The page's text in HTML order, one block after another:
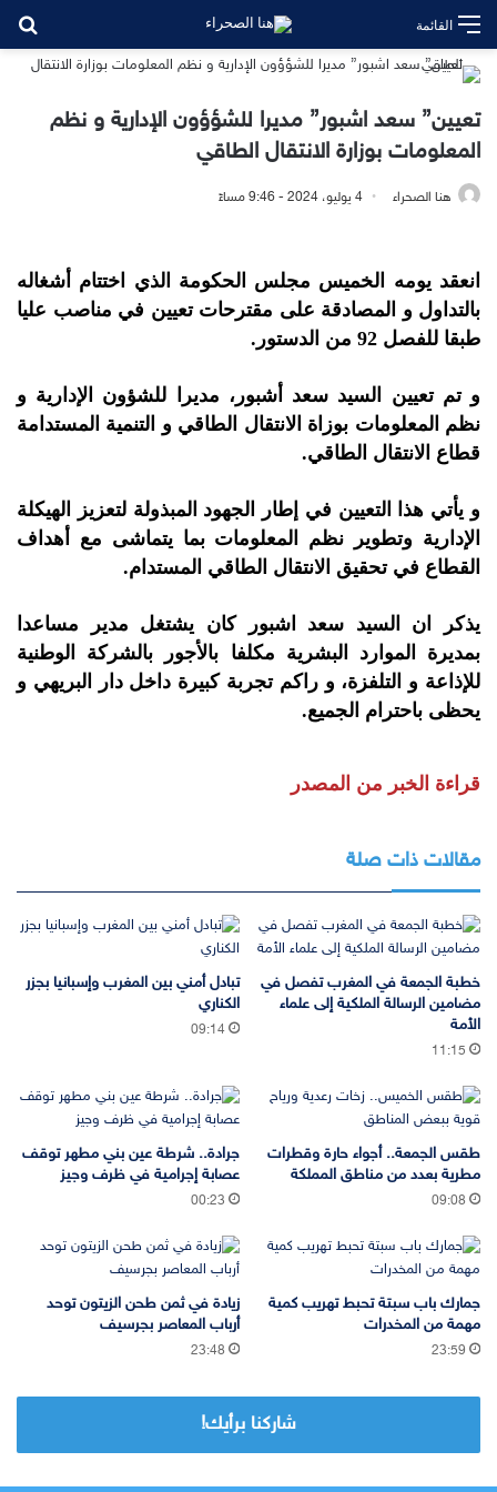
القائمة
تعيين” سعد اشبور” مديرا للشؤؤون الإدارية و نظم
المعلومات بوزارة الانتقال الطاقي
هنا الصحراء 4 يوليو، 2024 - 9:46 مساءً
انعقد يومه الخميس مجلس الحكومة الذي اختتام أشغاله
بالتداول و المصادقة على مقترحات تعيين في مناصب عليا
طبقا للفصل 92 من الدستور.
و تم تعيين السيد سعد أشبور، مديرا للشؤون الإدارية و
نظم المعلومات بوزاة الانتقال الطاقي و التنمية المستدامة
قطاع الانتقال الطاقي.
و يأتي هذا التعيين في إطار الجهود المبذولة لتعزيز الهيكلة
الإدارية وتطوير نظم المعلومات بما يتماشى مع أهداف
القطاع في تحقيق الانتقال الطاقي المستدام.
يذكر ان السيد سعد اشبور كان يشتغل مدير مساعدا
بمديرة الموارد البشرية مكلفا بالأجور بالشركة الوطنية
للإذاعة و التلفزة، و راكم تجربة كبيرة داخل دار البريهي و
يحظى باحترام الجميع.
قراءة الخبر من المصدر
مقالات ذات صلة
خطبة الجمعة في المغرب تفصل في
مضامين الرسالة الملكية إلى علماء
الأمة
11:15
تبادل أمني بين المغرب وإسبانيا بجزر
الكناري
09:14
طقس الجمعة.. أجواء حارة وقطرات
مطرية بعدد من مناطق المملكة
09:08
جرادة.. شرطة عين بني مطهر توقف
عصابة إجرامية في ظرف وجيز
00:23
جمارك باب سبتة تحبط تهريب كمية
مهمة من المخدرات
23:59
زيادة في ثمن طحن الزيتون توحد
أرباب المعاصر بجرسيف
23:48
شاركنا برأيك!